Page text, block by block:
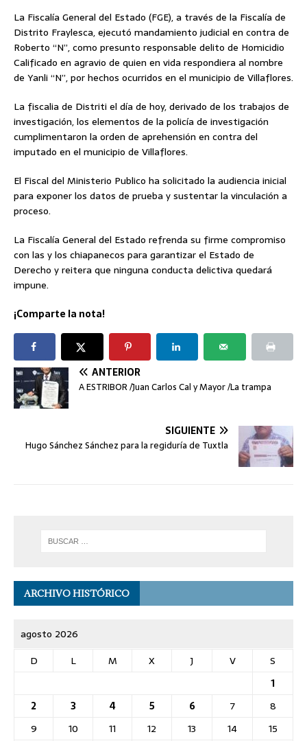
La Fiscalía General del Estado (FGE), a través de la Fiscalía de
Distrito Fraylesca, ejecutó mandamiento judicial en contra de
Roberto “N”, como presunto responsable delito de Homicidio
Calificado en agravio de quien en vida respondiera al nombre
de Yanli “N”, por hechos ocurridos en el municipio de Villaflores.
La fiscalia de Distriti el día de hoy, derivado de los trabajos de
investigación, los elementos de la policía de investigación
cumplimentaron la orden de aprehensión en contra del
imputado en el municipio de Villaflores.
El Fiscal del Ministerio Publico ha solicitado la audiencia inicial
para exponer los datos de prueba y sustentar la vinculación a
proceso.
La Fiscalía General del Estado refrenda su firme compromiso
con las y los chiapanecos para garantizar el Estado de
Derecho y reitera que ninguna conducta delictiva quedará
impune.
¡Comparte la nota!
ANTERIOR
A ESTRIBOR /Juan Carlos Cal y Mayor /La trampa
SIGUIENTE
Hugo Sánchez Sánchez para la regiduría de Tuxtla
ARCHIVO HISTÓRICO
agosto 2026
D
L M X J V
S
1
2
3 4 5 6 7
8
9
10 11 12 13 14
15